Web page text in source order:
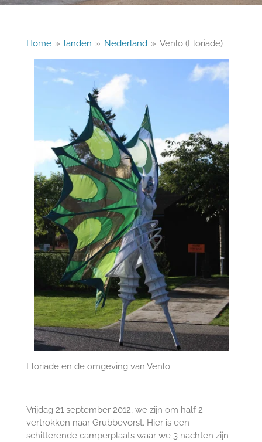
Home » landen » Nederland » Venlo (Floriade)
Floriade en de omgeving van Venlo
Vrijdag 21 september 2012, we zijn om half 2
vertrokken naar Grubbevorst. Hier is een
schitterende camperplaats waar we 3 nachten zijn